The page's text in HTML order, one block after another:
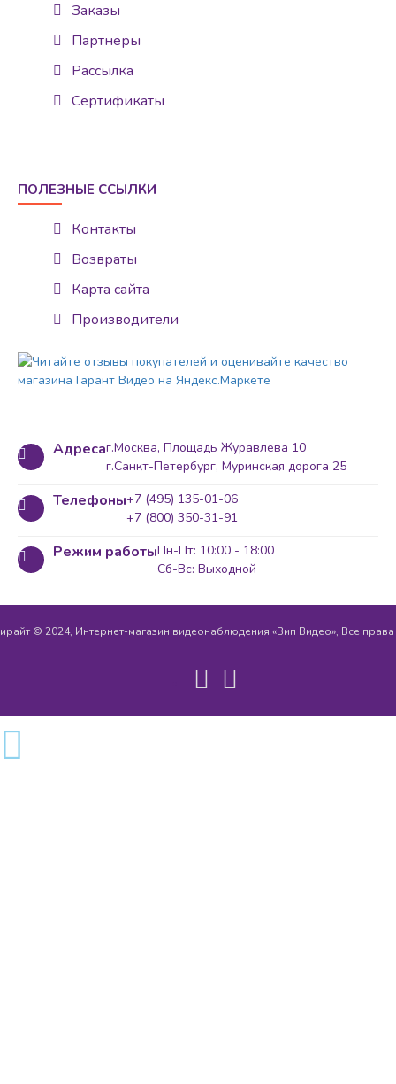
Заказы
Партнеры
Рассылка
Сертификаты
ПОЛЕЗНЫЕ ССЫЛКИ
Контакты
Возвраты
Карта сайта
Производители
Адресаг.Москва, Площадь Журавлева 10
г.Санкт-Петербург, Муринская дорога 25
Телефоны+7 (495) 135-01-06
+7 (800) 350-31-91
Режим работыПн-Пт: 10:00 - 18:00
Сб-Вс: Выходной
© 2024, Интернет-магазин видеонаблюдения «Вип Видео», Все